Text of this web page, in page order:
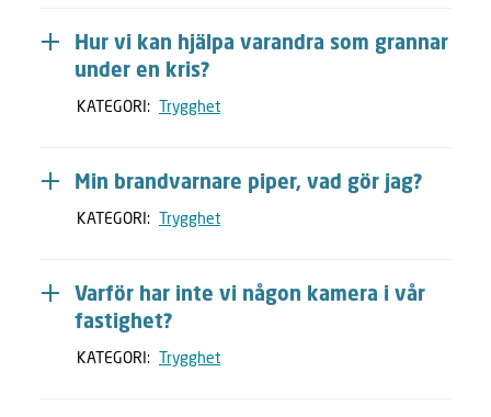
Hur vi kan hjälpa varandra som grannar
under en kris?
KATEGORI: Trygghet
Min brandvarnare piper, vad gör jag?
KATEGORI: Trygghet
Varför har inte vi någon kamera i vår
fastighet?
KATEGORI: Trygghet